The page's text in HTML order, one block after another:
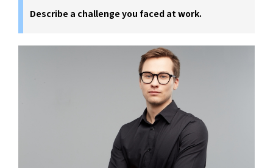
Describe a challenge you faced at work.